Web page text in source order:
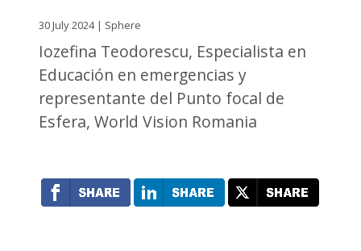
30 July 2024 | Sphere
Iozefina Teodorescu, Especialista en
Educación en emergencias y
representante del Punto focal de
Esfera, World Vision Romania